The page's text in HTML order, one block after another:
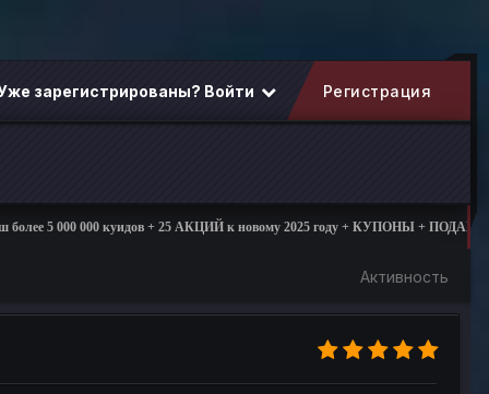
зарегистрированы? Войти Регистрация
000 куидов + 25 АКЦИЙ к новому 2025 году + КУПОНЫ + ПОДАРКИ
Активность